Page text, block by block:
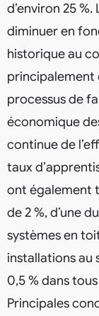
d’environ 25
diminuer en
historique au
principalement
processus de
économique
continue de
taux
ont également
de 2 %, d’une
systèmes en
installations au
0,5 % dans
Principales